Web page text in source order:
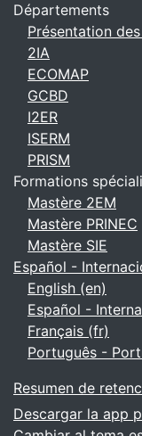
Départements
Présentation
2IA
ECOMAP
GCBD
I2ER
ISERM
PRISM
Formations
Mastère 2EM
Mastère PRINEC
Mastère SIE
Español -
English ‎(en)‎
Español -
Français ‎(fr)‎
Português -
Resumen de
Descargar la app